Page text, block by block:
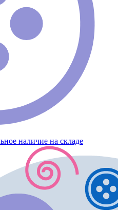
наличие на складе